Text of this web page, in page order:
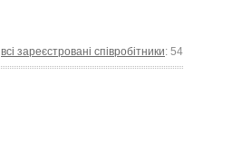
всі зареєстровані співробітники: 54